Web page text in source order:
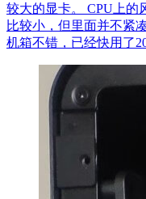
较大的显卡。 CPU上的
比较小，但里面并不紧
机箱不错，已经快用了